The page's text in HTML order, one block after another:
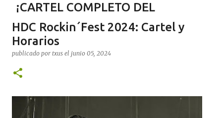
¡CARTEL COMPLETO DEL
LEYENDAS DEL ROCK 2026!
publicado por
CONCIERTOS LEYENDAS DEL ROCK
HDC Rockin´Fest 2024: Cartel y
Horarios
publicado por txus el junio 05, 2024